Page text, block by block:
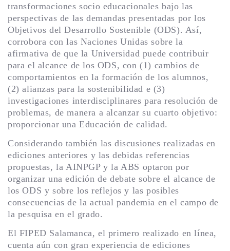
transformaciones socio educacionales bajo las
perspectivas de las demandas presentadas por los
Objetivos del Desarrollo Sostenible (ODS). Así,
corrobora con las Naciones Unidas sobre la
afirmativa de que la Universidad puede contribuir
para el alcance de los ODS, con (1) cambios de
comportamientos en la formación de los alumnos,
(2) alianzas para la sostenibilidad e (3)
investigaciones interdisciplinares para resolución de
problemas, de manera a alcanzar su cuarto objetivo:
proporcionar una Educación de calidad.
Considerando también las discusiones realizadas en
ediciones anteriores y las debidas referencias
propuestas, la AINPGP y la ABS optaron por
organizar una edición de debate sobre el alcance de
los ODS y sobre los reflejos y las posibles
consecuencias de la actual pandemia en el campo de
la pesquisa en el grado.
El FIPED Salamanca, el primero realizado en línea,
cuenta aún con gran experiencia de ediciones